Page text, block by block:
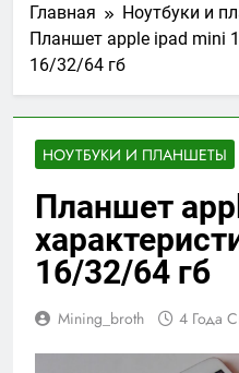
Главная
Ноутбуки и
Планшет apple ipad mini
16/32/64 гб
НОУТБУКИ И ПЛАНШЕТЫ
Планшет
16/32/64 гб
Mining_broth 4 Года